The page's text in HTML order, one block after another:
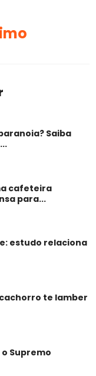
Saiba
cafeteira
para...
estudo relaciona
te lamber
o Supremo